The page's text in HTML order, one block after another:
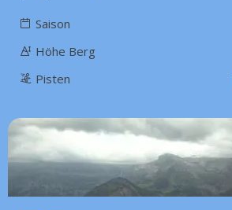
Saison
Höhe Berg
Pisten